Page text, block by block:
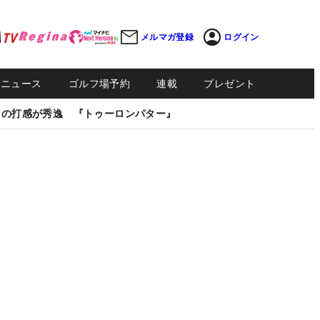
メルマガ登録 ログイン
ュース ゴルフ場予約 連載 プレゼント
打感が秀逸 『トゥーロンパター』